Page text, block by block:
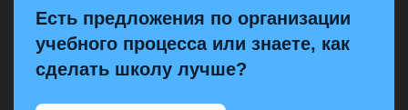
Есть предложения по организации
учебного процесса или знаете, как
сделать школу лучше?